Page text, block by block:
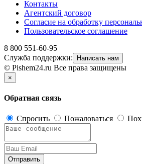
Контакты
Агентский договор
Согласие на обработку
Пользовательское соглашение
8 800 551-60-95
Служба поддержки:
Написать нам
© Pishem24.ru Все права защищены
×
Обратная связь
Спросить Пожаловаться
Отправить